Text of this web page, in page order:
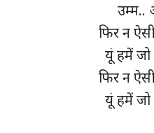
फिर न
यूं हमें जो
फिर न
यूं हमें जो